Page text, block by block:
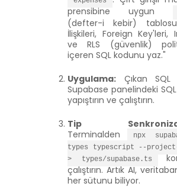
prensibine uygun
(defter-i kebir)
İlişkileri, Foreign Key'leri,
ve RLS (güvenlik)
içeren SQL kodunu yaz."
Uygulama: Çıkan SQL
Supabase panelindeki
yapıştırın ve çalıştırın.
Tip
Terminalden
npx
types typescript --
> types/supabase.ts
çalıştırın. Artık AI,
her sütunu biliyor.